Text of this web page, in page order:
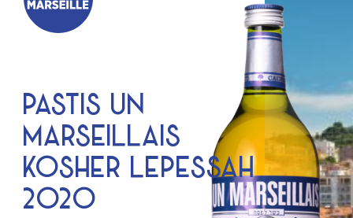
Pastis Un
Marseillais
Kosher Lepessah
2020